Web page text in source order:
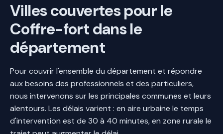
Villes couvertes pour le
Coffre-fort dans le
département
Pour couvrir l'ensemble du département et répondre
aux besoins des professionnels et des particuliers,
nous intervenons sur les principales communes et leurs
alentours. Les délais varient : en aire urbaine le temps
d'intervention est de 30 à 40 minutes, en zone rurale le